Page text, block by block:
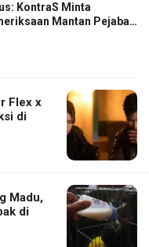
KontraS Minta
Mantan Pejabat
Flex x
di
Madu,
di